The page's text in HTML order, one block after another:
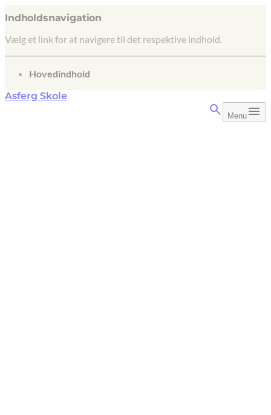
Indholdsnavigation
Vælg et link for at navigere til det respektive indhold.
gå til
Hovedindhold
Asferg Skole
Menu